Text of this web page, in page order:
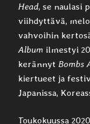
Head, se naulasi
viihdyttävä,
vahvoihin
Album ilmestyi
kerännyt Bombs
kiertueet ja
Japanissa,
Toukokuussa 2020